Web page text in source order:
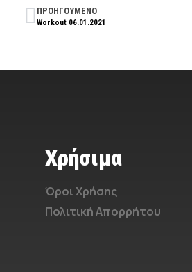
ΠΡΟΗΓΟΥΜΕΝΟ
Workout 06.01.2021
Χρήσιμα
Όροι Χρήσης
Πολιτική Απορρήτου